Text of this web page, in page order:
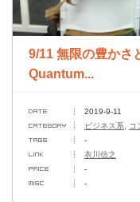
9/11 無限の豊かさ
Quantum...
2019-9-11
ビジネス系, コ
-
衣川信之
-
-